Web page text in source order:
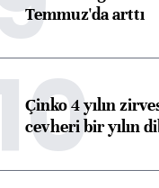
Temmuz'da arttı
Çinko 4 yılın
cevheri bir yılın